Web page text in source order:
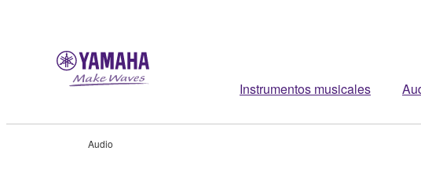
Instrumentos musicales
Audio